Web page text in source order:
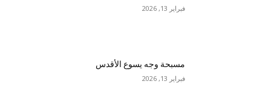
فبراير 13, 2026
مسبحة وجه يسوع الأقدس
فبراير 13, 2026